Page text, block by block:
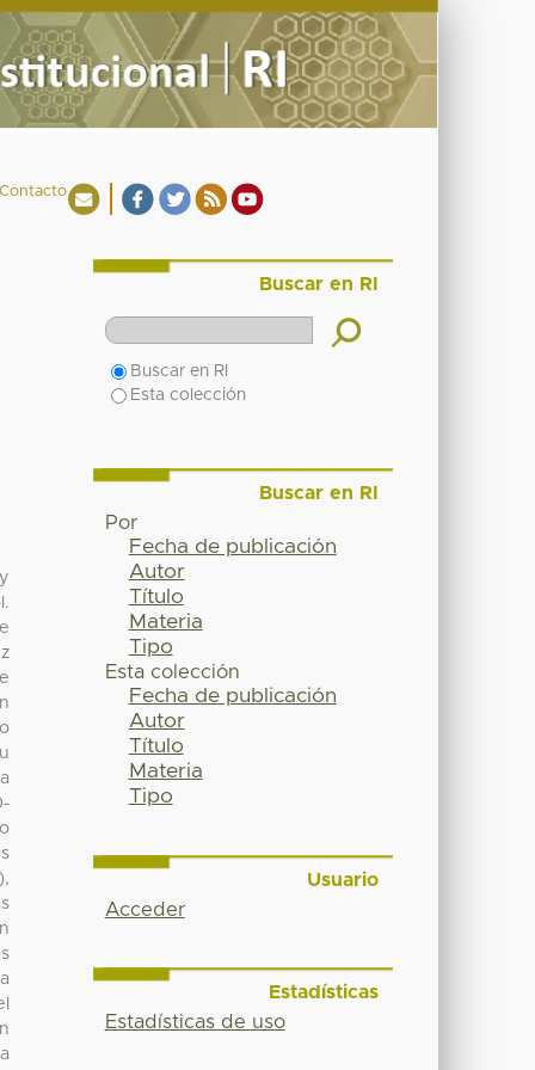
Buscar en RI
Buscar en RI
Esta colección
Buscar en RI
Por
Fecha de publicación
Autor
Título
Materia
Tipo
Esta colección
Fecha de publicación
Autor
Título
Materia
Tipo
Usuario
Acceder
Estadísticas
Estadísticas de uso